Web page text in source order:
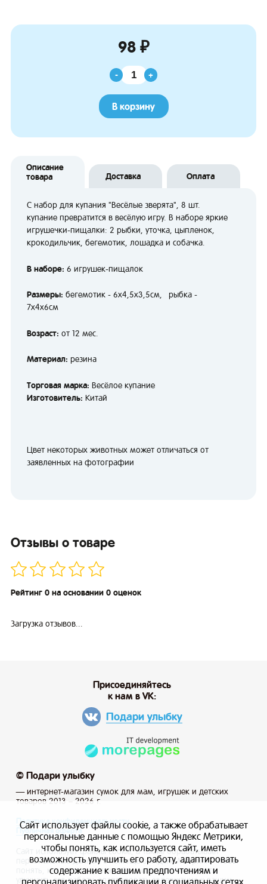
98 ₽
- +
В корзину
Описание
товара
Доставка Оплата
С набор для купания "Весёлые зверята", 8 шт.
купание превратится в весёлую игру. В наборе яркие
игрушечки-пищалки: 2 рыбки, уточка, цыпленок,
крокодильчик, бегемотик, лошадка и собачка.
В наборе: 6 игрушек-пищалок
Размеры: бегемотик - 6х4,5х3,5см, рыбка -
7х4х6см
Возраст: от 12 мес.
Материал: резина
Торговая марка: Весёлое купание
Изготовитель: Китай
Цвет некоторых животных может отличаться от
заявленных на фотографии
Отзывы о товаре
Рейтинг 0 на основании 0 оценок
Загрузка отзывов...
© Подари улыбку
— интернет-магазин сумок для мам, игрушек и детских
товаров 2013 – 2026 г.
Присоединяйтесь
к нам в VK:
Подари улыбку
Политика конфиденциальности
Публичная оферта
Сайт использует файлы cookie, а также обрабатывает
персональные данные с помощью Яндекс Метрики, чтобы
понять, как используется сайт, и иметь возможность
улучшить его работу, адаптировать содержание к вашим
Сайт использует файлы cookie, а также обрабатывает
персональные данные с помощью Яндекс Метрики,
чтобы понять, как используется сайт, иметь
возможность улучшить его работу, адаптировать
содержание к вашим предпочтениям и